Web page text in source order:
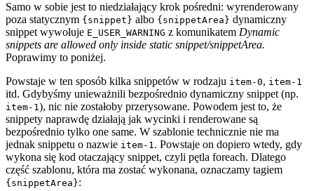
Samo w sobie jest to niedziałający krok pośredni: wyrenderowany
poza statycznym {snippet} albo {snippetArea} dynamiczny
snippet wywołuje E_USER_WARNING z komunikatem Dynamic
snippets are allowed only inside static snippet/snippetArea.
Poprawimy to poniżej.
Powstaje w ten sposób kilka snippetów w rodzaju item-0, item-1
itd. Gdybyśmy unieważnili bezpośrednio dynamiczny snippet (np.
item-1), nic nie zostałoby przerysowane. Powodem jest to, że
snippety naprawdę działają jak wycinki i renderowane są
bezpośrednio tylko one same. W szablonie technicznie nie ma
jednak snippetu o nazwie item-1. Powstaje on dopiero wtedy, gdy
wykona się kod otaczający snippet, czyli pętla foreach. Dlatego
część szablonu, która ma zostać wykonana, oznaczamy tagiem
{snippetArea}: